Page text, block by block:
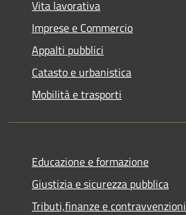
Vita lavorativa
Imprese e Commercio
Appalti pubblici
Catasto e urbanistica
Mobilità e trasporti
Educazione e formazione
Giustizia e sicurezza pubblica
Tributi,finanze e contravvenzioni